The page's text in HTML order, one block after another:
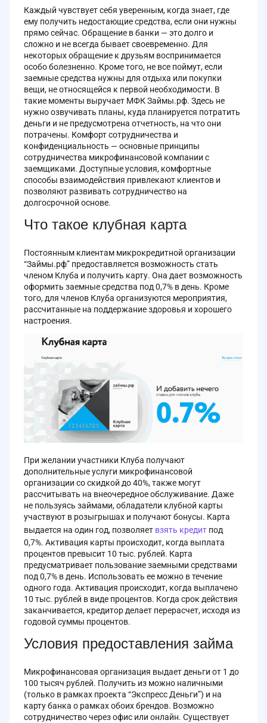
Каждый чувствует себя уверенным, когда знает, где
ему получить недостающие средства, если они нужны
прямо сейчас. Обращение в банки — это долго и
сложно и не всегда бывает своевременно. Для
некоторых обращение к друзьям воспринимается
особо болезненно. Кроме того, не все поймут, если
заемные средства нужны для отдыха или покупки
вещи, не относящейся к первой необходимости. В
такие моменты выручает МФК Займы.рф. Здесь не
нужно озвучивать планы, куда планируется потратить
деньги и не предусмотрена отчетность, на что они
потрачены. Комфорт сотрудничества и
конфиденциальность — основные принципы
сотрудничества микрофинансовой компании с
заемщиками. Доступные условия, комфортные
способы взаимодействия привлекают клиентов и
позволяют развивать сотрудничество на
долгосрочной основе.
Что такое клубная карта
Постоянным клиентам микрокредитной организации
“Займы.рф” предоставляется возможность стать
членом Клуба и получить карту. Она дает возможность
оформить заемные средства под 0,7% в день. Кроме
того, для членов Клуба организуются мероприятия,
рассчитанные на поддержание здоровья и хорошего
настроения.
При желании участники Клуба получают
дополнительные услуги микрофинансовой
организации со скидкой до 40%, также могут
рассчитывать на внеочередное обслуживание. Даже
не пользуясь займами, обладатели клубной карты
участвуют в розыгрышах и получают бонусы. Карта
выдается на один год, позволяет взять кредит под
0,7%. Активация карты происходит, когда выплата
процентов превысит 10 тыс. рублей. Карта
предусматривает пользование заемными средствами
под 0,7% в день. Использовать ее можно в течение
одного года. Активация происходит, когда выплачено
10 тыс. рублей в виде процентов. Когда срок действия
заканчивается, кредитор делает перерасчет, исходя из
годовой суммы процентов.
Условия предоставления займа
Микрофинансовая организация выдает деньги от 1 до
100 тысяч рублей. Получить из можно наличными
(только в рамках проекта “Экспресс Деньги”) и на
карту банка о рамках обоих брендов. Возможно
сотрудничество через офис или онлайн. Существует